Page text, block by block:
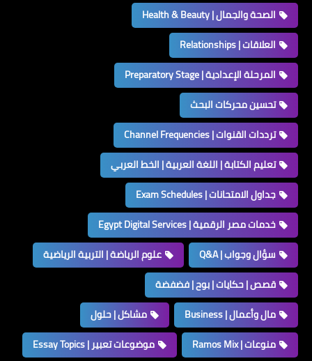
الصحة والجمال | Health & Beauty
العلاقات | Relationships
المرحلة الإعدادية | Preparatory Stage
تحسين محركات البحث
ترددات القنوات | Channel Frequencies
تعليم الكتابة | اللغة العربية | الخط العربي
جداول الامتحانات | Exam Schedules
خدمات مصر الرقمية | Egypt Digital Services
سؤال وجواب | Q&A
علوم الرياضة | التربية الرياضية
قصص | حكايات | بوح | فضفضة
مال وأعمال | Business
مشاكل | حلول
منوعات | Ramos Mix
موضوعات تعبير | Essay Topics